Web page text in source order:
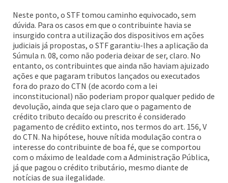
Neste ponto, o STF tomou caminho equivocado, sem
dúvida. Para os casos em que o contribuinte havia se
insurgido contra a utilização dos dispositivos em ações
judiciais já propostas, o STF garantiu-lhes a aplicação da
Súmula n. 08, como não poderia deixar de ser, claro. No
entanto, os contribuintes que ainda não haviam ajuizado
ações e que pagaram tributos lançados ou executados
fora do prazo do CTN (de acordo com a lei
inconstitucional) não poderiam propor qualquer pedido de
devolução, ainda que seja claro que o pagamento de
crédito tributo decaído ou prescrito é considerado
pagamento de crédito extinto, nos termos do art. 156, V
do CTN. Na hipótese, houve nítida modulação contra o
interesse do contribuinte de boa fé, que se comportou
com o máximo de lealdade com a Administração Pública,
já que pagou o crédito tributário, mesmo diante de
notícias de sua ilegalidade.